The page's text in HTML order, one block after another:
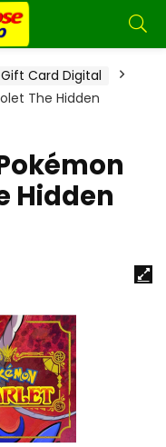
Gift Card Digital
The Hidden
Hidden